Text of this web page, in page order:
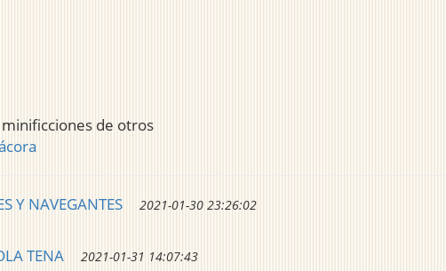
de otros
Y NAVEGANTES
2021-01-30 23:26:02
TENA
2021-01-31 14:07:43